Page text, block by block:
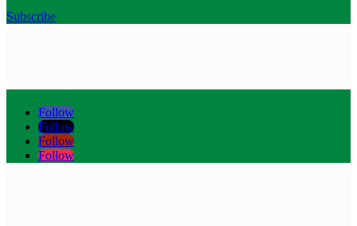
Subscribe
Follow
Follow
Follow
Follow